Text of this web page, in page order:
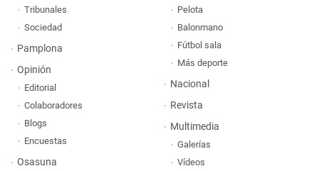
Tribunales
Sociedad
Pamplona
Opinión
Editorial
Colaboradores
Blogs
Encuestas
Osasuna
Pelota
Balonmano
Fútbol sala
Más deporte
Nacional
Revista
Multimedia
Galerías
Vídeos